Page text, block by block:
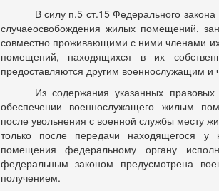
В силу п.5 ст.15 Федерального
случаеосвобождения жилых помещений,
совместно проживающими с ними членами
помещений, находящихся в их
предоставляются другим военнослужащим и
Из содержания указанных
обеспечении военнослужащего жилым
после увольнения с военной службы месту
только после передачи находящегося у
помещения федеральному органу
федеральным законом предусмотрена
получением.